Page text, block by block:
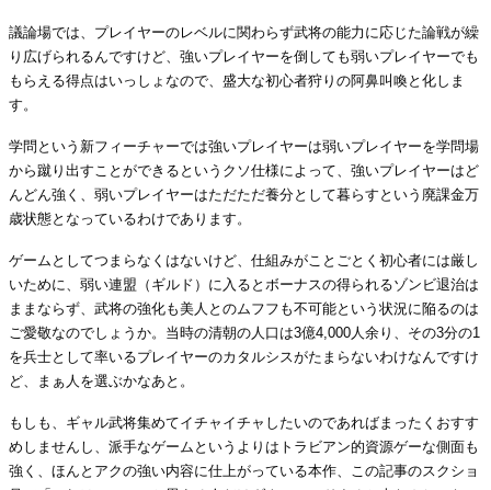
議論場では、プレイヤーのレベルに関わらず武将の能力に応じた論戦が繰
り広げられるんですけど、強いプレイヤーを倒しても弱いプレイヤーでも
もらえる得点はいっしょなので、盛大な初心者狩りの阿鼻叫喚と化しま
す。
学問という新フィーチャーでは強いプレイヤーは弱いプレイヤーを学問場
から蹴り出すことができるというクソ仕様によって、強いプレイヤーはど
んどん強く、弱いプレイヤーはただただ養分として暮らすという廃課金万
歳状態となっているわけであります。
ゲームとしてつまらなくはないけど、仕組みがことごとく初心者には厳し
いために、弱い連盟（ギルド）に入るとボーナスの得られるゾンビ退治は
ままならず、武将の強化も美人とのムフフも不可能という状況に陥るのは
ご愛敬なのでしょうか。当時の清朝の人口は3億4,000人余り、その3分の1
を兵士として率いるプレイヤーのカタルシスがたまらないわけなんですけ
ど、まぁ人を選ぶかなあと。
もしも、ギャル武将集めてイチャイチャしたいのであればまったくおすす
めしませんし、派手なゲームというよりはトラビアン的資源ゲーな側面も
強く、ほんとアクの強い内容に仕上がっている本作、この記事のスクショ